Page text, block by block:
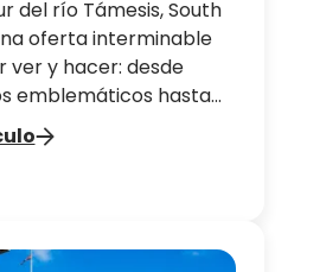
del río Támesis, South
oferta interminable
ver y hacer: desde
emblemáticos hasta
que te
este artículo hemos